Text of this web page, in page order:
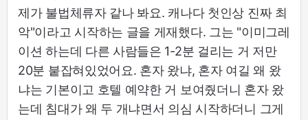
제가 불법체류자 같나 봐요. 캐나다 첫인상 진짜 최
악"이라고 시작하는 글을 게재했다. 그는 "이미그레
이션 하는데 다른 사람들은 1-2분 걸리는 거 저만
20분 붙잡혀있었어요. 혼자 왔냐, 혼자 여길 왜 왔
냐는 기본이고 호텔 예약한 거 보여줬더니 혼자 왔
는데 침대가 왜 두 개냐면서 의심 시작하더니 그게